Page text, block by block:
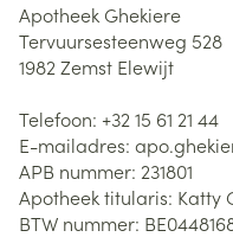
Apotheek Ghekiere
Tervuursesteenweg 528
1982 Zemst Elewijt
Telefoon: +32 15 61 21 44
E-mailadres:
APB nummer: 231801
Apotheek titularis: Katty
BTW nummer: